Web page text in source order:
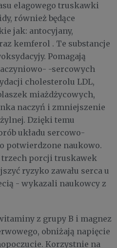
elagowego truskawki
również będące
jak: antocyjany,
kemferol . Te substancje
Pomagają
-sercowych
cholesterolu LDL,
miażdżycowych,
naczyń i zmniejszenie
Dzięki temu
układu sercowo-
potwierdzone naukowo.
trzech porcji truskawek
ryzyko zawału serca u
- wykazali naukowcy z
z grupy B i magnez
obniżają napięcie
Korzystnie na